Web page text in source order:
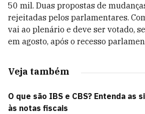
50 mil. Duas propostas de
rejeitadas pelos parlamentares.
vai ao plenário e deve ser votado,
em agosto, após o recesso
Veja também
O que são IBS e CBS? Entenda as
às notas fiscais